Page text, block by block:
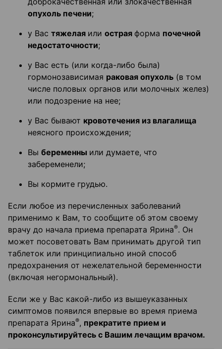
опухоль печени;
у Вас тяжелая или острая форма почечной
недостаточности;
у Вас есть (или когда-либо была)
гормонозависимая раковая опухоль (в том
числе половых органов или молочных желез)
или подозрение на нее;
у Вас бывают кровотечения из влагалища
неясного происхождения;
Вы беременны или думаете, что
забеременели;
Вы кормите грудью.
Если любое из перечисленных заболеваний
применимо к Вам, то сообщите об этом своему
врачу до начала приема препарата Ярина®. Он
может посоветовать Вам принимать другой тип
таблеток или принципиально иной способ
предохранения от нежелательной беременности
(включая негормональный).
Если же у Вас какой-либо из вышеуказанных
симптомов появился впервые во время приема
препарата Ярина®, прекратите прием и
проконсультируйтесь с Вашим лечащим врачом.